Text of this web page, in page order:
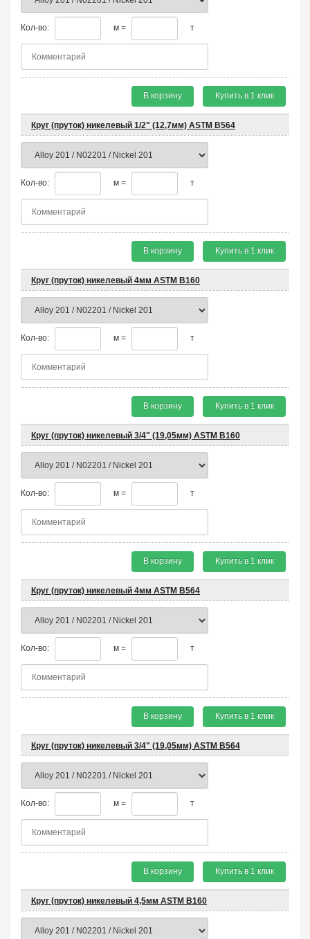
Кол-во: м = т
В корзину Купить в 1 клик
Круг (пруток) никелевый 1/2" (12,7мм) ASTM B564
Кол-во: м = т
В корзину Купить в 1 клик
Круг (пруток) никелевый 4мм ASTM B160
Кол-во: м = т
В корзину Купить в 1 клик
Круг (пруток) никелевый 3/4" (19,05мм) ASTM B160
Кол-во: м = т
В корзину Купить в 1 клик
Круг (пруток) никелевый 4мм ASTM B564
Кол-во: м = т
В корзину Купить в 1 клик
Круг (пруток) никелевый 3/4" (19,05мм) ASTM B564
Кол-во: м = т
В корзину Купить в 1 клик
Круг (пруток) никелевый 4,5мм ASTM B160